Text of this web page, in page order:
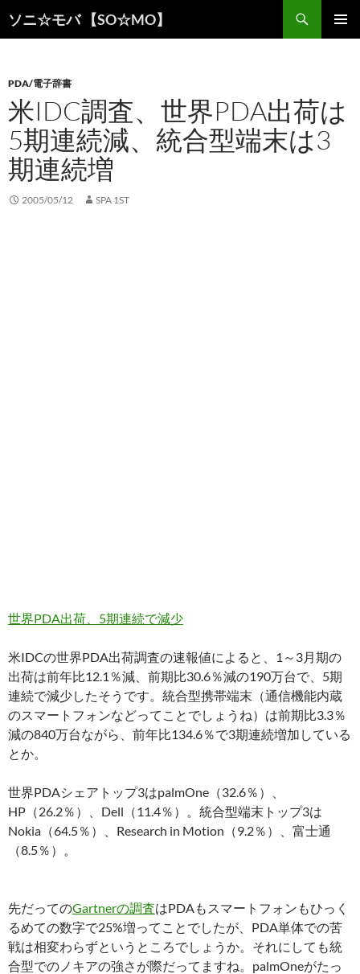
ソニ☆モバ 【SO☆MO】
索
ン
ツ
へ
ス
キ
ッ
プ
PDA/電子辞書
米IDC調査、世界PDA出荷は
5期連続減、統合型端末は3
期連続増
2005/05/12 SPA 1ST
世界PDA出荷、5期連続で減少
米IDCの世界PDA出荷調査の速報値によると、1～3月期の
出荷は前年比12.1％減、前期比30.6％減の190万台で、5期
連続で減少したそうです。統合型携帯端末（通信機能内蔵
のスマートフォンなどってことでしょうね）は前期比3.3％
減の840万台ながら、前年比134.6％で3期連続増加している
とか。
世界PDAシェアトップ3はpalmOne（32.6％）、
HP（26.2％）、Dell（11.4％）。統合型端末トップ3は
Nokia（64.5％）、Research in Motion（9.2％）、富士通
（8.5％）。
先だってのGartnerの調査はPDAもスマートフォンもひっく
るめての数字で25%増ってことでしたが、PDA単体での苦
戦は相変わらずというところでしょうか。それにしても統
合型でのノキアの強さが際だってますね。palmOneがたっ